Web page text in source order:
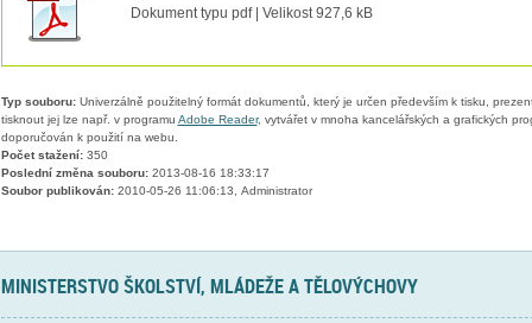
Dokument typu pdf | Velikost 927,6 kB
Typ souboru:Univerzálně použitelný formát dokumentů, který je určen především k tisku,
tisknout jej lze např. v programu Adobe Reader, vytvářet v mnoha kancelářských a grafických
doporučován k použití na webu.
Počet stažení:350
Poslední změna souboru:2013-08-16 18:33:17
Soubor publikován:2010-05-26 11:06:13, Administrator
MINISTERSTVO ŠKOLSTVÍ, MLÁDEŽE A TĚLOVÝCHOVY